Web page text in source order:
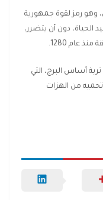
وهو رمز لقوة جمهورية
الحياة، دون أن يتضرر،
عام 2018 أن نعومة تربة أساس البرج، التي
من الهزات